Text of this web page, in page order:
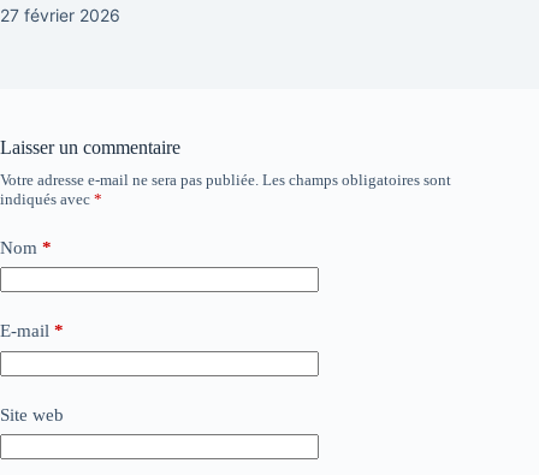
27 février 2026
Laisser un commentaire
Votre adresse e-mail ne sera pas publiée. Les champs obligatoires sont
indiqués avec *
Nom *
E-mail *
Site web